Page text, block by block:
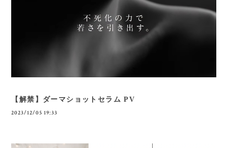
【解禁】ダーマショットセラム PV
2023/12/05 19:33